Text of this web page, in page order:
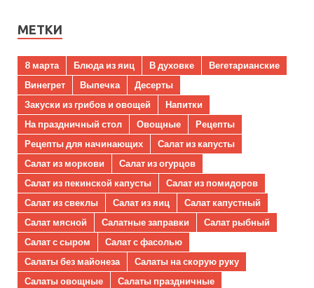
МЕТКИ
8 марта Блюда из яиц В духовке
Вегетарианские
Винегрет
Выпечка
Десерты
Закуски из грибов и овощей
Напитки
На праздничный стол
Овощные
Рецепты
Рецепты для начинающих
Салат из капусты
Салат из моркови
Салат из огурцов
Салат из пекинской капусты
Салат из помидоров
Салат из свеклы
Салат из яиц
Салат капустный
Салат мясной
Салатные заправки
Салат рыбный
Салат с сыром
Салат с фасолью
Салаты без майонеза
Салаты на скорую руку
Салаты овощные
Салаты праздничные